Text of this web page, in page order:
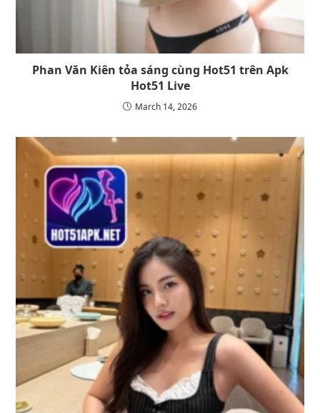
Phan Văn Kiên tỏa sáng cùng Hot51 trên Apk
Hot51 Live
March 14, 2026